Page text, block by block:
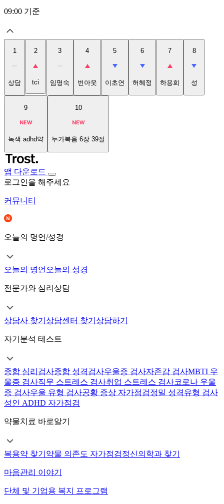
09:00 기준
1
상담
2
tci
3
임명숙
4
번아웃
5
이초연
6
허혜정
7
하용희
8
성
9
녹색 adhd약
10
누가복음 6장 39절
앱 다운로드
로그인을 해주세요
커뮤니티
오늘의 명언/성경
오늘의 명언 오늘의 성경
전문가와 심리상담
상담사 찾기 상담센터 찾기 상담하기
자기분석 테스트
종합 심리검사종합 성격검사우울증 검사자존감 검사MBTI 우
울증 검사직무 스트레스 검사취업 스트레스 검사코로나 우울
증 검사우울 유형 검사공황 증상 자가점검정밀 성격유형 검사
성인 ADHD 자가점검
약물치료 바로알기
복용약 찾기 약물 의존도 자가점검정신의학과 찾기
마음관리 이야기
단체 및 기업용 복지 프로그램